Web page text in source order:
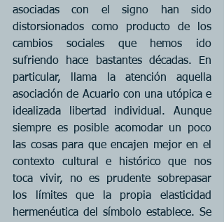
asociadas con el signo han sido
distorsionados como producto de los
cambios sociales que hemos ido
sufriendo hace bastantes décadas. En
particular, llama la atención aquella
asociación de Acuario con una utópica e
idealizada libertad individual. Aunque
siempre es posible acomodar un poco
las cosas para que encajen mejor en el
contexto cultural e histórico que nos
toca vivir, no es prudente sobrepasar
los límites que la propia elasticidad
hermenéutica del símbolo establece. Se